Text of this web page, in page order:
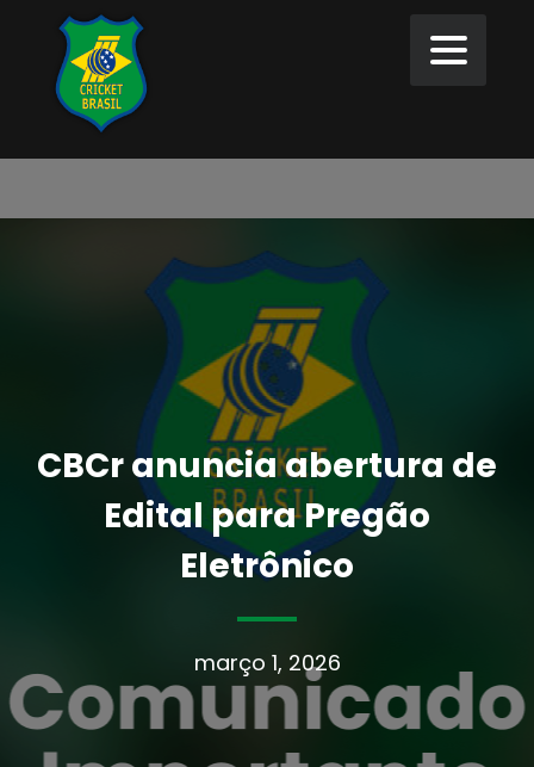
CBCr anuncia abertura de
Edital para Pregão
Eletrônico
março 1, 2026